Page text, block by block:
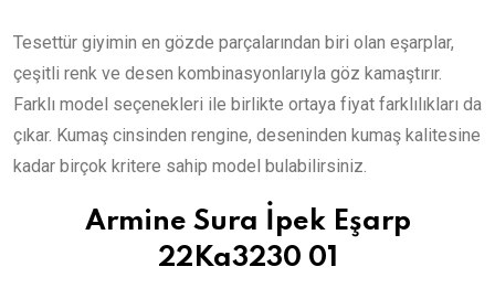
Tesettür giyimin en gözde parçalarından biri olan eşarplar,
çeşitli renk ve desen kombinasyonlarıyla göz kamaştırır.
Farklı model seçenekleri ile birlikte ortaya fiyat farklılıkları da
çıkar. Kumaş cinsinden rengine, deseninden kumaş kalitesine
kadar birçok kritere sahip model bulabilirsiniz.
Armine Sura İpek Eşarp
22Ka3230 01